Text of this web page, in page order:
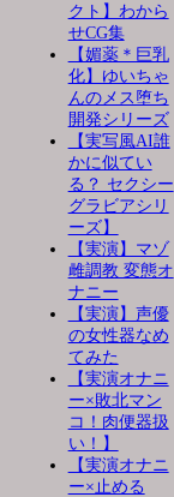
クト】わから
せCG集
【媚薬＊巨乳
化】ゆいちゃ
んのメス堕ち
開発シリーズ
【実写風AI誰
かに似てい
る？ セクシー
グラビアシリ
ーズ】
【実演】マゾ
雌調教 変態オ
ナニー
【実演】声優
の女性器なめ
てみた
【実演オナニ
ー×敗北マン
コ！肉便器扱
い！】
【実演オナニ
ー×止める